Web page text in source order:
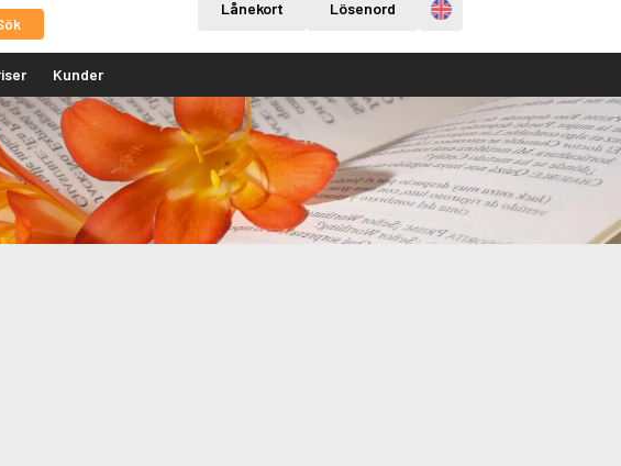
Lånekort Lösenord Engelska
Kunder